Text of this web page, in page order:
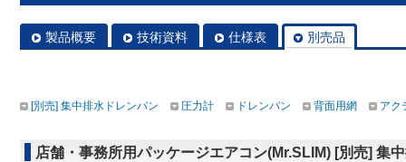
製品概要 技術資料 仕様表 別売品
[別売] 集中排水ドレンパン 圧力計 ドレンパン 背面用網 アク
店舗・事務所用パッケージエアコン(Mr.SLIM) [別売] 集